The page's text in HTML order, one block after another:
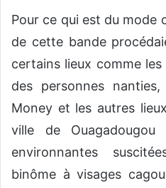
Pour ce qui est du mode
de cette bande
certains lieux comme
des personnes
Money et les autres
ville de
environnantes
binôme à visages